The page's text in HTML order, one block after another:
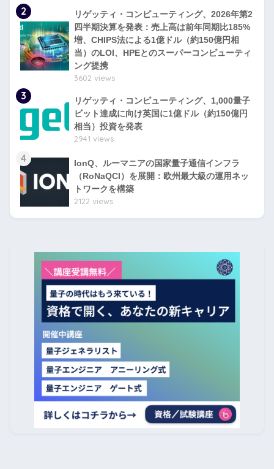
2
リゲッティ・コンピューティング、2026年第2
四半期決算を発表：売上高は前年同期比185%
増、CHIPS法による1億ドル（約150億円相
当）のLOI、HPEとのスーパーコンピューティ
ング提携
3602 views
3
リゲッティ・コンピューティング、1,000量子
ビット達成に向け英国に1億ドル（約150億円
相当）投資を発表
2941 views
4
IonQ、ルーマニアの国家量子通信インフラ
（RoNaQCI）を展開：欧州最大級の運用ネッ
トワークを構築
2122 views